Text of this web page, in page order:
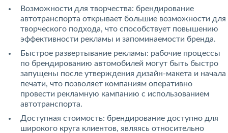
Возможности для творчества: брендирование
автотранспорта открывает большие возможности для
творческого подхода, что способствует повышению
эффективности рекламы и запоминаемости бренда.
Быстрое развертывание рекламы: рабочие процессы
по брендированию автомобилей могут быть быстро
запущены после утверждения дизайн-макета и начала
печати, что позволяет компаниям оперативно
провести рекламную кампанию с использованием
автотранспорта.
Доступная стоимость: брендирование доступно для
широкого круга клиентов, являясь относительно